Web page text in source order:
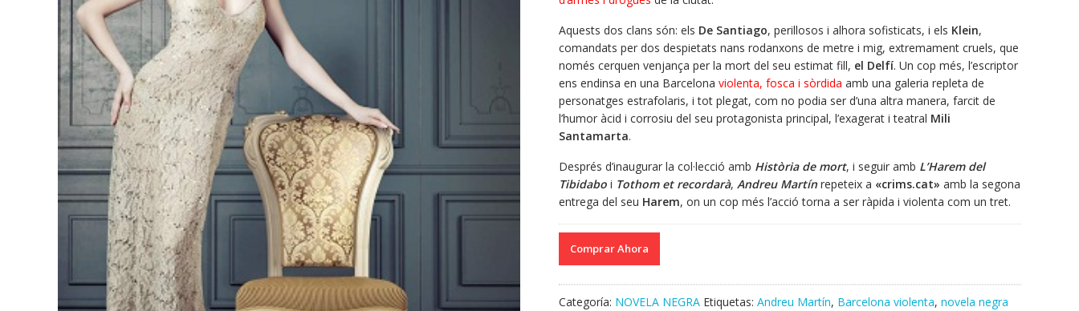
Aquests dos clans són: els De Santiago, perillosos i alhora sofisticats, i els Klein,
comandats per dos despietats nans rodanxons de metre i mig, extremament cruels, que
només cerquen venjança per la mort del seu estimat fill, el Delfí. Un cop més, l’escriptor
ens endinsa en una Barcelona violenta, fosca i sòrdida amb una galeria repleta de
personatges estrafolaris, i tot plegat, com no podia ser d’una altra manera, farcit de
l’humor àcid i corrosiu del seu protagonista principal, l’exagerat i teatral Mili
Santamarta.
Després d’inaugurar la col·lecció amb Història de mort, i seguir amb L’Harem del
Tibidabo i Tothom et recordarà, Andreu Martín repeteix a «crims.cat» amb la segona
entrega del seu Harem, on un cop més l’acció torna a ser ràpida i violenta com un tret.
Comprar Ahora
Categoría: NOVELA NEGRA Etiquetas: Andreu Martín, Barcelona violenta, novela negra